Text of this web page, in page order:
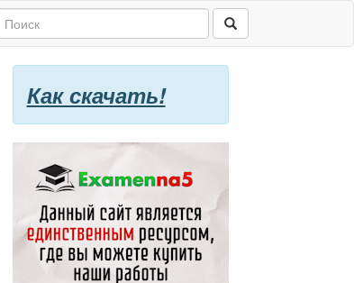
Как скачать!